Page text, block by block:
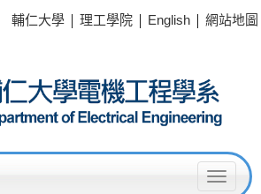
輔仁大學 | 理工學院 | English | 網站地圖
T